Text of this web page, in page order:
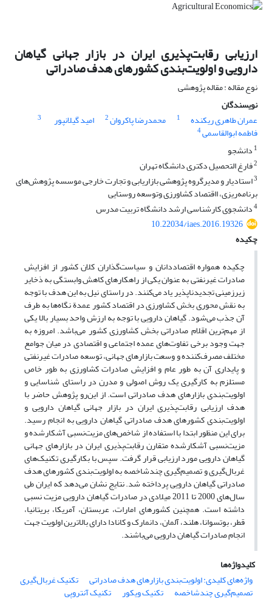
ارزیابی رقابت‌پذیری ایران در بازار جهانی گیاهان
دارویی و اولویت‌بندی کشورهای هدف صادراتی
نوع مقاله : مقاله پژوهشی
نویسندگان
عمران طاهری ریکنده
1 محمدرضا پاکروان2 امید گیلانپور 3
فاطمه ابوالقاسمی4
1 دانشجو
2فارغ التحصیل دکتری دانشگاه تهران
3استادیار و مدیرگروه پژوهشی بازاریابی و تجارت خارجی موسسه پژوهش‌های
برنامه‌ریزی، ااقتصاد کشاورزی وتوسعه روستایی
4دانشجوی کارشناسی ارشد دانشگاه تربیت مدرس
10.22034/iaes.2016.19326
چکیده
چکیده همواره اقتصاددانان و سیاست‌گذاران کلان کشور از افزایش
صادرات غیرنفتی به عنوان یکی از راهکارهای کاهش وابستگی به ذخایر
زیرزمینی تجدیدناپذیر یاد می‌کنند. در راستای نیل به این هدف با توجه
به نقش محوری بخش کشاورزی در اقتصاد کشور عمدة نگاه‌ها به طرف
آن جذب می‌شود. گیاهان دارویی با توجه به ارزش واحد بسیار بالا یکی
از مهم‌ترین اقلام صادراتی بخش کشاورزی کشور می‌باشد. امروزه به
جهت وجود برخی تفاوت‌های عمده اجتماعی و اقتصادی در میان جوامع
مختلف مصرف‌کننده و وسعت بازارهای جهانی، توسعه صادرات غیرنفتی
و پایداری آن به طور عام و افزایش صادرات کشاورزی به طور خاص
مستلزم به کارگیری یک روش اصولی و مدرن در راستای شناسایی و
اولویت‌بندی بازارهای هدف صادراتی است. از این‌رو پژوهش حاضر با
هدف ارزیابی رقابت‌پذیری ایران در بازار جهانی گیاهان دارویی و
اولویت‌بندی کشورهای هدف صادراتی گیاهان دارویی به انجام رسید.
برای این منظور ابتدا با استفاده از شاخص‌های مزیت‌نسبی آشکارشده و
مزیت‌نسبی آشکارشده متقارن رقابت‌پذیری ایران در بازارهای جهانی
گیاهان دارویی مورد ارزیابی قرار گرفت. سپس با بکارگیری تکنیک‌های
غربال‌گیری و تصمیم‌گیری چندشاخصه به اولویت‌بندی کشورهای هدف
صادراتی گیاهان دارویی پرداخته شد. نتایج نشان می‌دهد که ایران طی
سال‌های 2000 تا 2011 میلادی در صادرات گیاهان دارویی مزیت نسبی
داشته است. همچنین کشورهای امارات، عربستان، آمریکا، بریتانیا،
قطر، بوتسوانا، هلند، آلمان، دانمارک و کانادا دارای بالاترین اولویت جهت
انجام صادرات گیاهان دارویی می‌باشند.
کلیدواژه‌ها
واژه‌های کلیدی: اولویت‌بندی بازارهای هدف صادراتی
تکنیک غربال‌گیری
تصمیم‌گیری چندشاخصه تکنیک ویکور
تکنیک آنتروپی